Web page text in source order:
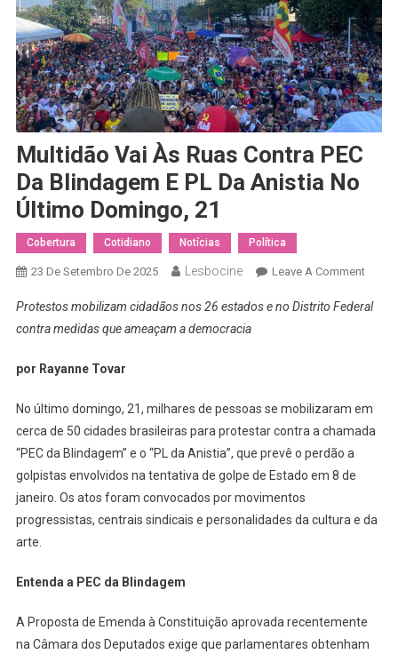
Multidão Vai Às Ruas Contra PEC
Da Blindagem E PL Da Anistia No
Último Domingo, 21
Cobertura Cotidiano Notícias Política
23 De Setembro De 2025 Lesbocine Leave A CommentOn
Vai
Da
Protestos mobilizam cidadãos nos 26 estados e no Distrito Federal
contra medidas que ameaçam a democracia
por Rayanne Tovar
No último domingo, 21, milhares de pessoas se mobilizaram em
cerca de 50 cidades brasileiras para protestar contra a chamada
“PEC da Blindagem” e o “PL da Anistia”, que prevê o perdão a
golpistas envolvidos na tentativa de golpe de Estado em 8 de
janeiro. Os atos foram convocados por movimentos
progressistas, centrais sindicais e personalidades da cultura e da
arte.
Entenda a PEC da Blindagem
A Proposta de Emenda à Constituição aprovada recentemente
na Câmara dos Deputados exige que parlamentares obtenham